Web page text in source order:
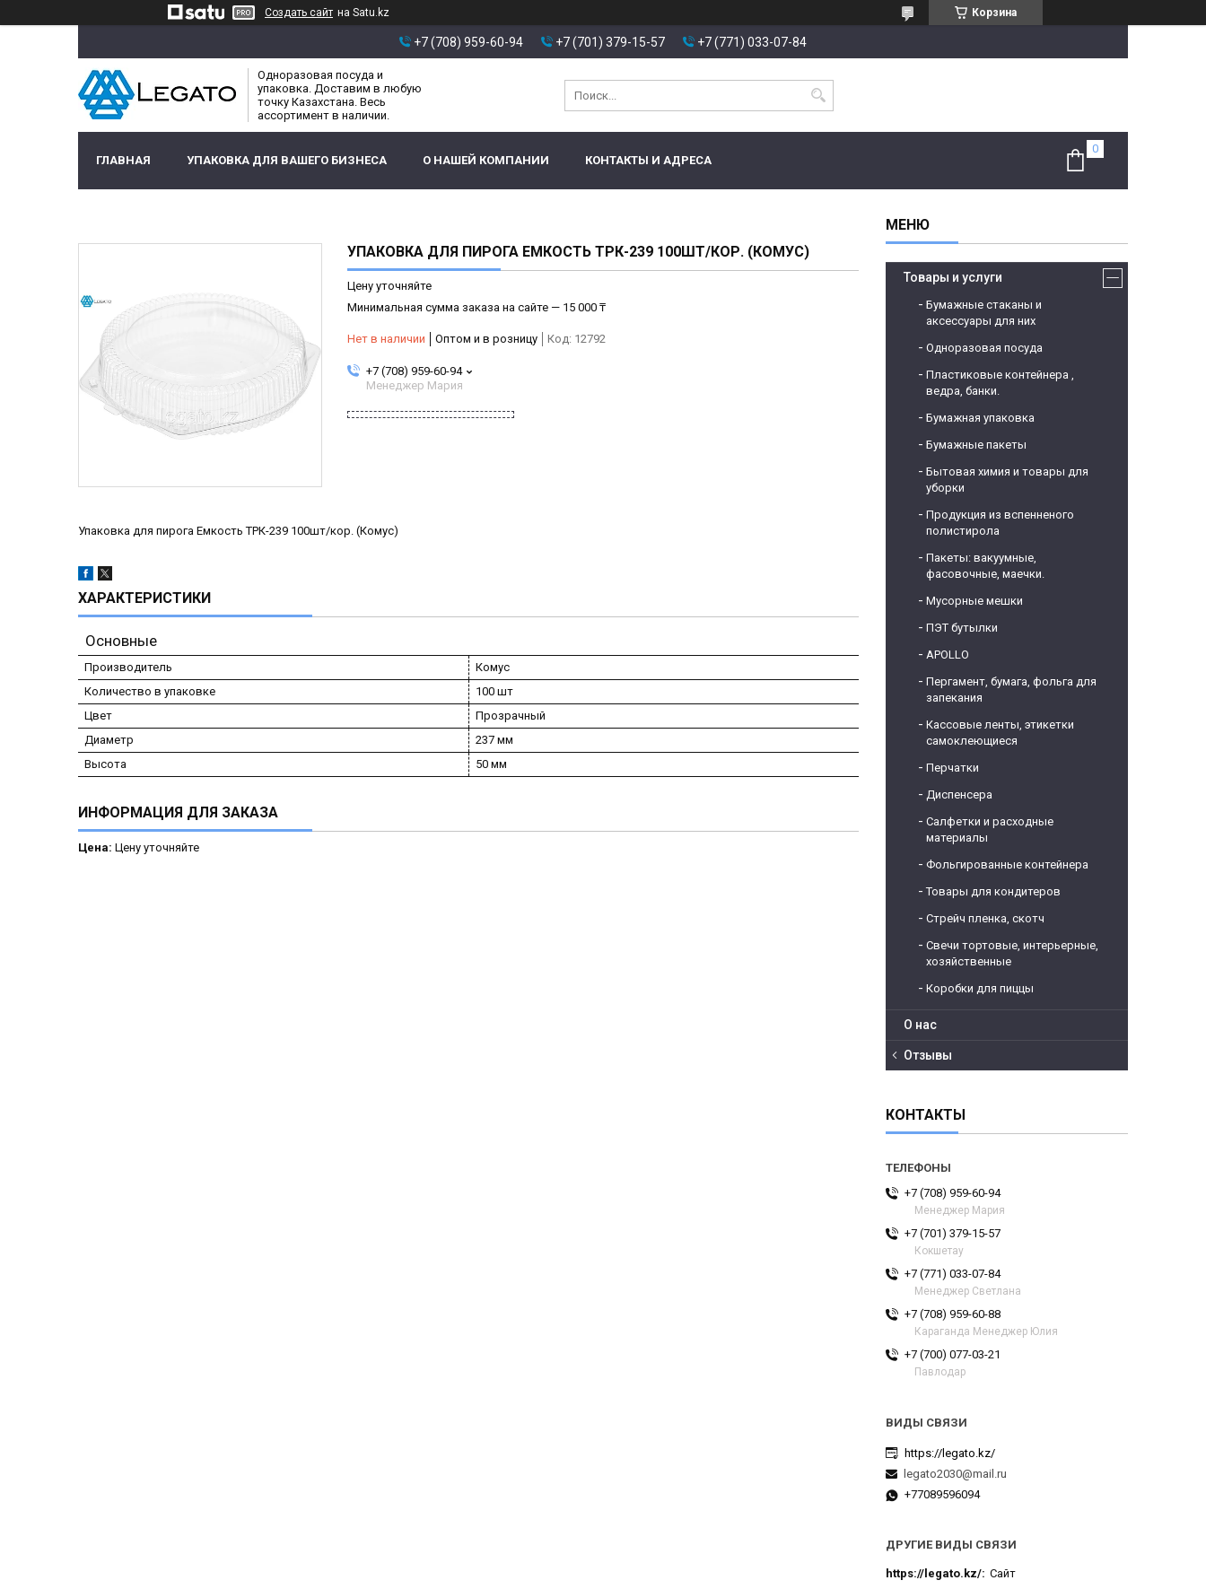
Создать сайт на Satu.kz Корзина
+7 (708) 959-60-94 +7 (701) 379-15-57 +7 (771) 033-07-84
Одноразовая посуда и
упаковка. Доставим в любую
точку Казахстана. Весь
ассортимент в наличии.
ГЛАВНАЯ УПАКОВКА ДЛЯ ВАШЕГО БИЗНЕСА О НАШЕЙ КОМПАНИИ КОНТАКТЫ И АДРЕСА
УПАКОВКА ДЛЯ ПИРОГА ЕМКОСТЬ ТРК-239 100ШТ/КОР. (КОМУС)
Цену уточняйте
Минимальная сумма заказа на сайте — 15 000 ₸
Нет в наличии Оптом и в розницу Код: 12792
+7 (708) 959-60-94
Менеджер Мария
Упаковка для пирога Емкость ТРК-239 100шт/кор. (Комус)
ХАРАКТЕРИСТИКИ
Основные
Производитель
Комус
Количество в упаковке
100 шт
Цвет
Прозрачный
Диаметр
237 мм
Высота
50 мм
ИНФОРМАЦИЯ ДЛЯ ЗАКАЗА
Цена: Цену уточняйте
Товары и услуги
Бумажные стаканы и
аксессуары для них
Одноразовая посуда
Пластиковые контейнера ,
ведра, банки.
Бумажная упаковка
Бумажные пакеты
Бытовая химия и товары для
уборки
Продукция из вспенненого
полистирола
Пакеты: вакуумные,
фасовочные, маечки.
Мусорные мешки
ПЭТ бутылки
APOLLO
Пергамент, бумага, фольга для
запекания
Кассовые ленты, этикетки
самоклеющиеся
Перчатки
Диспенсера
Салфетки и расходные
материалы
Фольгированные контейнера
Товары для кондитеров
Стрейч пленка, скотч
Свечи тортовые, интерьерные,
хозяйственные
Коробки для пиццы
О нас
Отзывы
КОНТАКТЫ
+7 (708) 959-60-94
Менеджер Мария
+7 (701) 379-15-57
Кокшетау
+7 (771) 033-07-84
Менеджер Светлана
+7 (708) 959-60-88
Караганда Менеджер Юлия
+7 (700) 077-03-21
Павлодар
https://legato.kz/
legato2030@mail.ru
+77089596094
ДРУГИЕ ВИДЫ СВЯЗИ
https://legato.kz/ Сайт